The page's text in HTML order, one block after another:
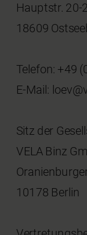
Hauptstr. 20-
18609
Telefon: +49
E-Mail:
Sitz der
VELA Binz
10178 Berlin